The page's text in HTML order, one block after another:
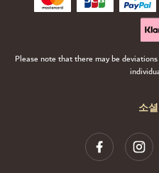
소
Please note that there may be